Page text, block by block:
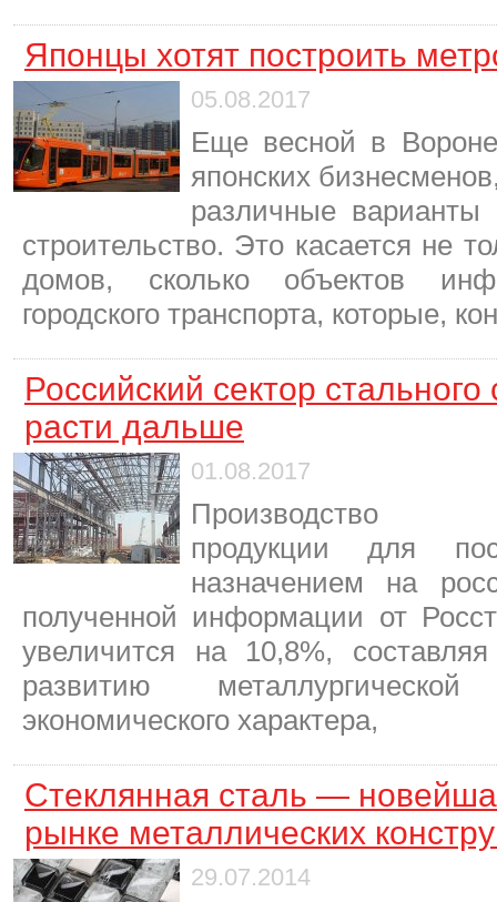
Японцы хотят построить
05.08.2017
Еще весной в
японских
различные варианты
строительство. Это касается не
домов, сколько объектов
городского транспорта, которые,
Российский сектор стального
расти дальше
01.08.2017
Производство
продукции для
назначением на
полученной информации от
увеличится на 10,8%,
развитию
экономического характера,
Стеклянная сталь —
рынке металлических
29.07.2014